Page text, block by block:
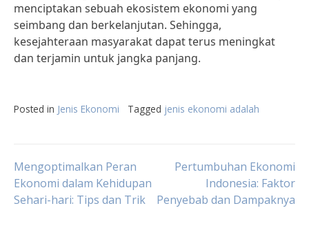
menciptakan sebuah ekosistem ekonomi yang
seimbang dan berkelanjutan. Sehingga,
kesejahteraan masyarakat dapat terus meningkat
dan terjamin untuk jangka panjang.
Posted in Jenis Ekonomi Tagged jenis ekonomi adalah
Post
navigation
Mengoptimalkan Peran
Ekonomi dalam Kehidupan
Sehari-hari: Tips dan Trik
Pertumbuhan Ekonomi
Indonesia: Faktor
Penyebab dan Dampaknya